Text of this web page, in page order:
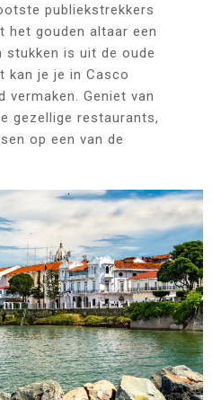
publiekstrekkers
het gouden altaar een
stukken is uit de oude
kan je je in Casco
vermaken. Geniet van
gezellige restaurants,
op een van de